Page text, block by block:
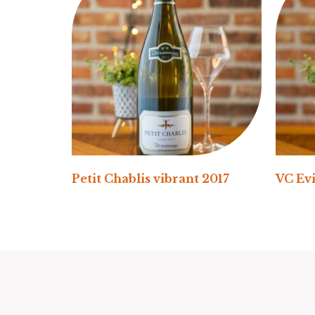
Petit Chablis vibrant 2017 VC